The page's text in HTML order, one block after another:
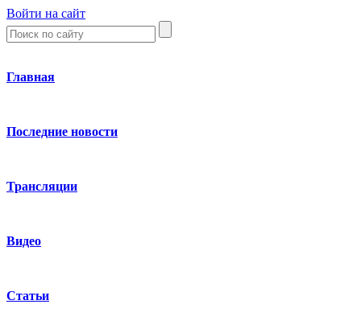
Войти на сайт
Главная
Последние новости
Трансляции
Видео
Статьи